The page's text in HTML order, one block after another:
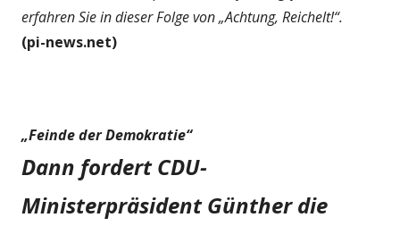
erfahren Sie in dieser Folge von „Achtung, Reichelt!“.
(pi-news.net)
„Feinde der Demokratie“
Dann fordert CDU-
Ministerpräsident Günther die